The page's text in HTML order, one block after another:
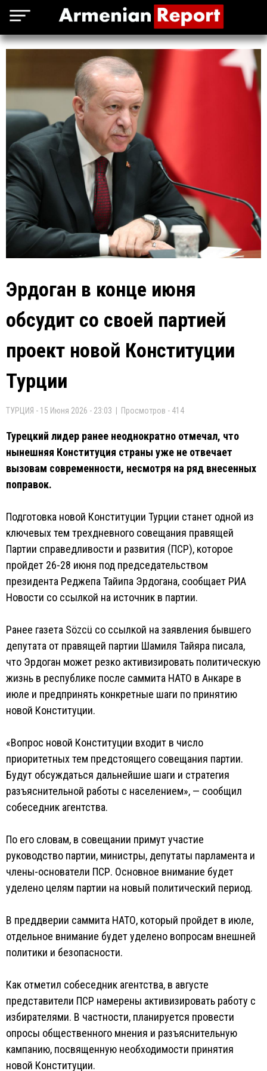
Эрдоган в конце июня
обсудит со своей партией
проект новой Конституции
Турции
ТУРЦИЯ - 15 Июня 2026 - 23:03 | Просмотров - 414
Турецкий лидер ранее неоднократно отмечал, что
нынешняя Конституция страны уже не отвечает
вызовам современности, несмотря на ряд внесенных
поправок.
Подготовка новой Конституции Турции станет одной из
ключевых тем трехдневного совещания правящей
Партии справедливости и развития (ПСР), которое
пройдет 26-28 июня под председательством
президента Реджепа Тайипа Эрдогана, сообщает РИА
Новости со ссылкой на источник в партии.
Ранее газета Sözcü со ссылкой на заявления бывшего
депутата от правящей партии Шамиля Тайяра писала,
что Эрдоган может резко активизировать политическую
жизнь в республике после саммита НАТО в Анкаре в
июле и предпринять конкретные шаги по принятию
новой Конституции.
«Вопрос новой Конституции входит в число
приоритетных тем предстоящего совещания партии.
Будут обсуждаться дальнейшие шаги и стратегия
разъяснительной работы с населением», — сообщил
собеседник агентства.
По его словам, в совещании примут участие
руководство партии, министры, депутаты парламента и
члены-основатели ПСР. Основное внимание будет
уделено целям партии на новый политический период.
В преддверии саммита НАТО, который пройдет в июле,
отдельное внимание будет уделено вопросам внешней
политики и безопасности.
Как отметил собеседник агентства, в августе
представители ПСР намерены активизировать работу с
избирателями. В частности, планируется провести
опросы общественного мнения и разъяснительную
кампанию, посвященную необходимости принятия
новой Конституции.